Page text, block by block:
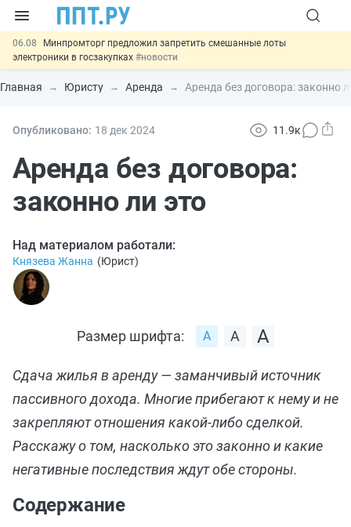
06.08
Минпромторг предложил запретить смешанные лоты
электроники в госзакупках #новости
06.08 Подписан указ об отмене спецрежима для вкладов физлиц из
недружественных стран
#новости
06.08
Важно
Обеспечительный платёж СПОТ могут заменить
00:01
7 августа: важные документы, вступающие в силу сегодня
#новости
Главная Юристу Аренда Аренда без договора: законно
Опубликовано: 18 дек 2024 11.9к
Аренда без договора:
законно ли это
Над материалом работали:
Князева Жанна (Юрист)
Размер шрифта:
Сдача жилья в аренду — заманчивый источник
пассивного дохода. Многие прибегают к нему и не
закрепляют отношения какой-либо сделкой.
Расскажу о том, насколько это законно и какие
негативные последствия ждут обе стороны.
Содержание